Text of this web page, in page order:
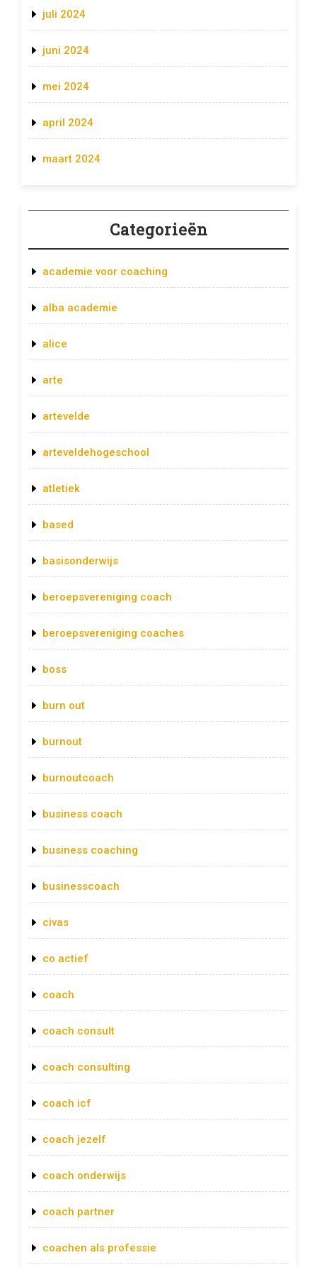
juli 2024
juni 2024
mei 2024
april 2024
maart 2024
Categorieën
academie voor coaching
alba academie
alice
arte
artevelde
arteveldehogeschool
atletiek
based
basisonderwijs
beroepsvereniging coach
beroepsvereniging coaches
boss
burn out
burnout
burnoutcoach
business coach
business coaching
businesscoach
civas
co actief
coach
coach consult
coach consulting
coach icf
coach jezelf
coach onderwijs
coach partner
coachen als professie